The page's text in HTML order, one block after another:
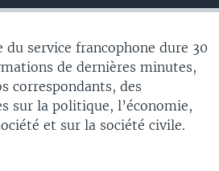
du service francophone dure 30
de dernières minutes,
correspondants, des
sur la politique, l’économie,
et sur la société civile.